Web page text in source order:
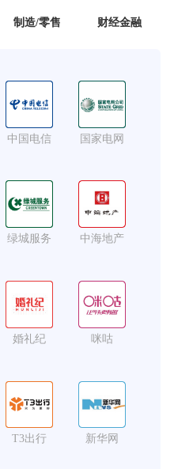
制造/零售 财经金融
中国电信 国家电网
绿城服务 中海地产
婚礼纪 咪咕
T3出行 新华网